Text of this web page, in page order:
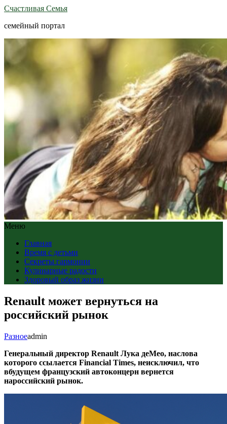
Счастливая Семья
семейный портал
Меню
Главная
Время с детьми
Секреты гармонии
Кулинарные радости
Здоровый образ жизни
Renault может вернуться на
российский рынок
Разноеadmin
Генеральный директор Renault Лука деМео, наслова
которого ссылается Financial Times, неисключил, что
вбудущем французский автоконцерн вернется
нароссийский рынок.